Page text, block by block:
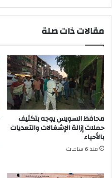
مقالات ذات صلة
محافظ السويس يوجه بتكثيف
حملات إزالة الإشغالات والتعديات
بالأحياء
منذ 6 ساعات